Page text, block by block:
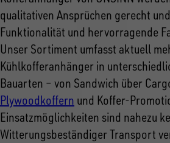
qualitativen Ansprüchen gerecht
Funktionalität und hervorragende
Unser Sortiment umfasst aktuell
Kühlkofferanhänger in
Bauarten – von Sandwich über
Plywoodkoffern und Koffer-
Einsatzmöglichkeiten sind nahezu
Witterungsbeständiger Transport